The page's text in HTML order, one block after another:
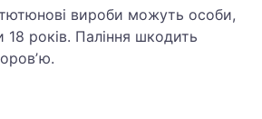
вироби можуть особи,
18 років. Паління шкодить